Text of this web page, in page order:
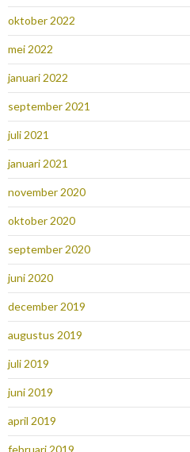
oktober 2022
mei 2022
januari 2022
september 2021
juli 2021
januari 2021
november 2020
oktober 2020
september 2020
juni 2020
december 2019
augustus 2019
juli 2019
juni 2019
april 2019